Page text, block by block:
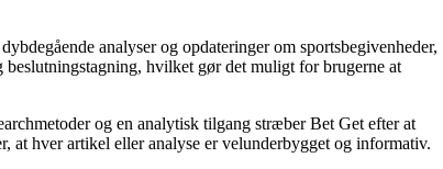
analyser og opdateringer om sportsbegivenheder,
hvilket gør det muligt for brugerne at
og en analytisk tilgang stræber Bet Get efter at
at hver artikel eller analyse er velunderbygget og informativ.